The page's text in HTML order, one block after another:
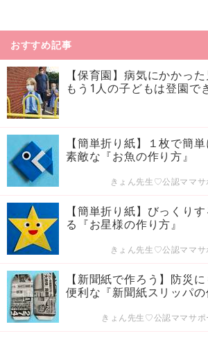
おすすめ記事
【保育園】病気にかかっ
もう1人の子どもは登園で
【簡単折り紙】１枚で簡
素敵な『お魚の作り方』
きょん先生♡公認ママサ
【簡単折り紙】びっくり
る『お星様の作り方』
きょん先生♡公認ママサ
【新聞紙で作ろう】防災
便利な『新聞紙スリッパの
きょん先生♡公認ママサポ